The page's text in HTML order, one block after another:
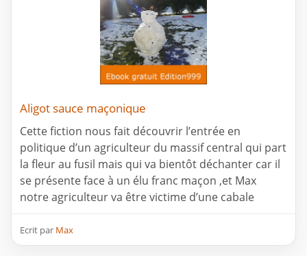
Aligot sauce maçonique
Cette fiction nous fait découvrir l’entrée en
politique d’un agriculteur du massif central qui part
la fleur au fusil mais qui va bientôt déchanter car il
se présente face à un élu franc maçon ,et Max
notre agriculteur va être victime d’une cabale
Ecrit par Max